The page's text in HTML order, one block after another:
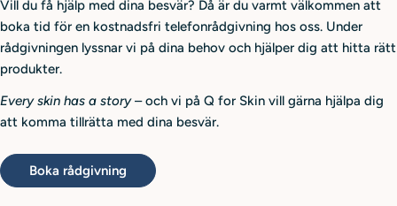
Vill du få hjälp med dina besvär? Då är du varmt välkommen att
boka tid för en kostnadsfri telefonrådgivning hos oss. Under
rådgivningen lyssnar vi på dina behov och hjälper dig att hitta rätt
produkter.
Every skin has a story– och vi på Q for Skin vill gärna hjälpa dig
att komma tillrätta med dina besvär.
Boka rådgivning